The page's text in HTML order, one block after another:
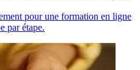
pour une formation en ligne
par étape.